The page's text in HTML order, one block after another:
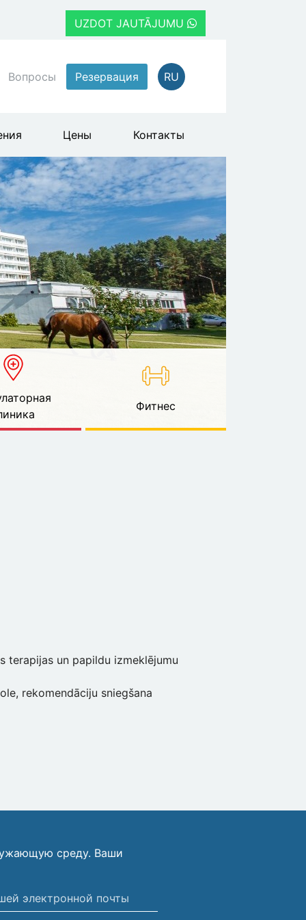
UZDOT JAUTĀJUMU
Вопросы Резервация RU
Цены Контакты
Фитнес
terapijas un papildu izmeklējumu
rekomendāciju sniegšana
среду. Ваши